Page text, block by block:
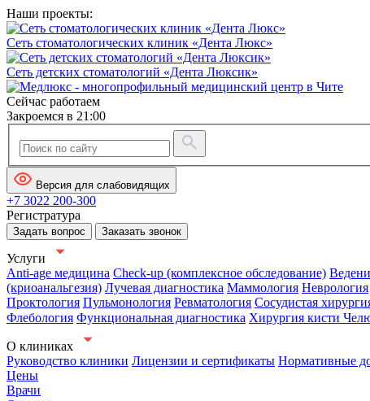
Наши проекты:
Сеть стоматологических клиник «Дента Люкс»
Сеть детских стоматологий «Дента Люксик»
Сейчас работаем
Закроемся в 21:00
Версия для слабовидящих
+7 3022 200-300
Регистратура
Задать вопрос Заказать звонок
Услуги
Anti-age медицина Check-up (комплексное обследование)
(криоанальгезия) Лучевая диагностика Маммология Неврология
Проктология Пульмонология Ревматология Сосудистая
Флебология Функциональная диагностика Хирургия кисти
О клиниках
Руководство клиники Лицензии и сертификаты Нормативные
Цены
Врачи